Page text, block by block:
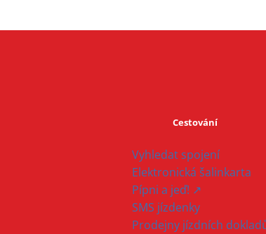
Cestování
Vyhledat spojení
Elektronická šalinkarta
Pípni a jeď! ↗
SMS jízdenky
Prodejny jízdních